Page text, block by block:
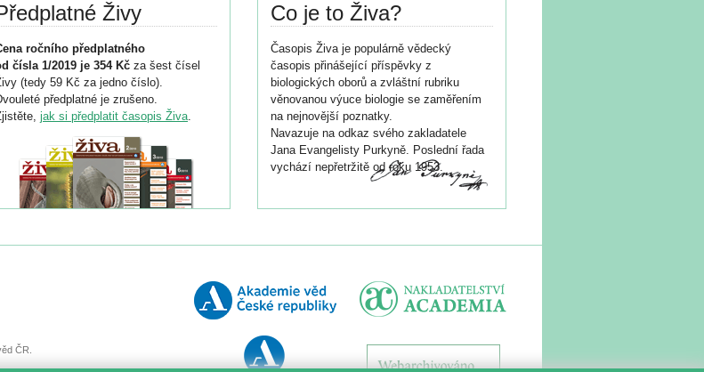
Živy
ročního předplatného
čísla 1/2019 je 354 Kč za šest čísel
(tedy 59 Kč za jedno číslo).
předplatné je zrušeno.
jak si předplatit časopis Živa.
Co je to Živa?
Časopis Živa je populárně vědecký
časopis přinášející příspěvky z
biologických oborů a zvláštní rubriku
věnovanou výuce biologie se zaměřením
na nejnovější poznatky.
Navazuje na odkaz svého zakladatele
Jana Evangelisty Purkyně. Poslední řada
vychází nepřetržitě od roku 1953.
ČR.